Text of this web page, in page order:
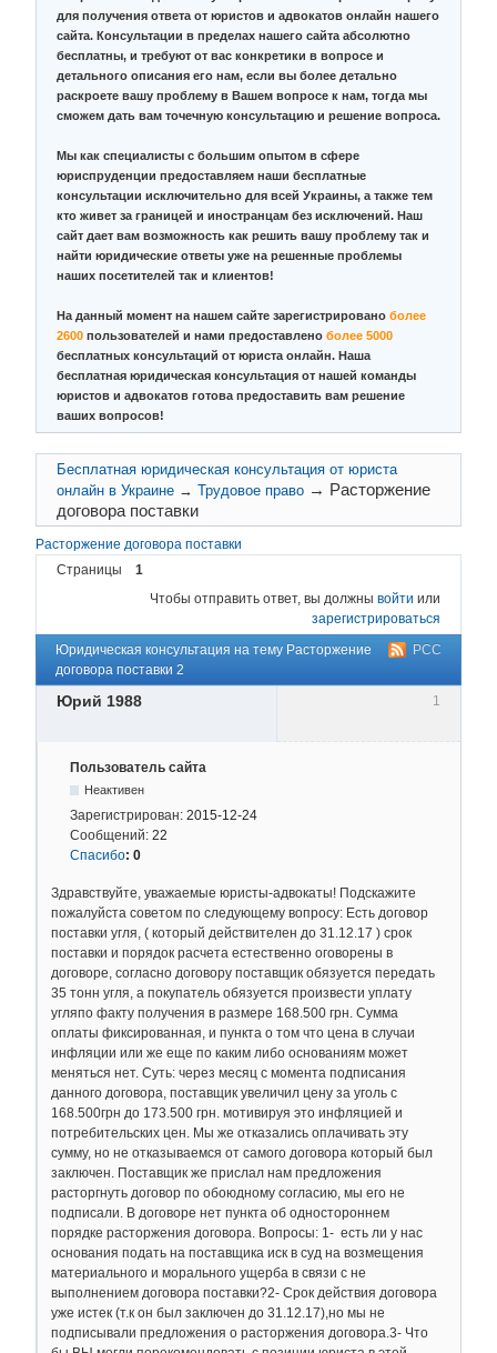
для получения ответа от юристов и адвокатов онлайн нашего
сайта. Консультации в пределах нашего сайта абсолютно
бесплатны, и требуют от вас конкретики в вопросе и
детального описания его нам, если вы более детально
раскроете вашу проблему в Вашем вопросе к нам, тогда мы
сможем дать вам точечную консультацию и решение вопроса.
Мы как специалисты с большим опытом в сфере
юриспруденции предоставляем наши бесплатные
консультации исключительно для всей Украины, а также тем
кто живет за границей и иностранцам без исключений. Наш
сайт дает вам возможность как решить вашу проблему так и
найти юридические ответы уже на решенные проблемы
наших посетителей так и клиентов!
На данный момент на нашем сайте зарегистрировано более
2600 пользователей и нами предоставлено более 5000
бесплатных консультаций от юриста онлайн. Наша
бесплатная юридическая консультация от нашей команды
юристов и адвокатов готова предоставить вам решение
ваших вопросов!
Расторжение договора поставки
Страницы
1
Чтобы отправить ответ, вы должны войти или
зарегистрироваться
РСС
Юридическая консультация на тему Расторжение
договора поставки 2
1
Юрий 1988
Пользователь сайта
Неактивен
Зарегистрирован: 2015-12-24
Сообщений: 22
Спасибо: 0
Здравствуйте, уважаемые юристы-адвокаты! Подскажите
пожалуйста советом по следующему вопросу: Есть договор
поставки угля, ( который действителен до 31.12.17 ) срок
поставки и порядок расчета естественно оговорены в
договоре, согласно договору поставщик обязуется передать
35 тонн угля, а покупатель обязуется произвести уплату
угляпо факту получения в размере 168.500 грн. Сумма
оплаты фиксированная, и пункта о том что цена в случаи
инфляции или же еще по каким либо основаниям может
меняться нет. Суть: через месяц с момента подписания
данного договора, поставщик увеличил цену за уголь с
168.500грн до 173.500 грн. мотивируя это инфляцией и
потребительских цен. Мы же отказались оплачивать эту
сумму, но не отказываемся от самого договора который был
заключен. Поставщик же прислал нам предложения
расторгнуть договор по обоюдному согласию, мы его не
подписали. В договоре нет пункта об одностороннем
порядке расторжения договора. Вопросы: 1- есть ли у нас
основания подать на поставщика иск в суд на возмещения
материального и морального ущерба в связи с не
выполнением договора поставки?2- Срок действия договора
уже истек (т.к он был заключен до 31.12.17),но мы не
подписывали предложения о расторжения договора.3- Что
Бесплатная юридическая консультация от юриста
онлайн в Украине →Трудовое право → Расторжение
договора поставки